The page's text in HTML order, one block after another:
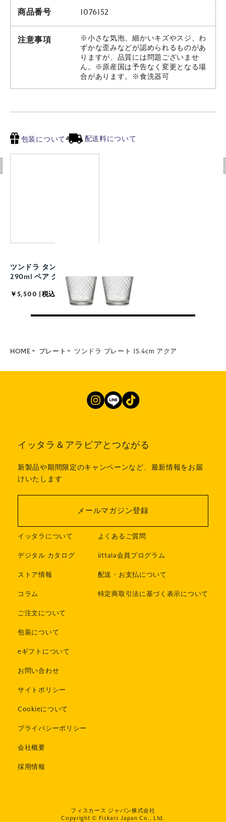
商品番号 1076152
注意事項
※小さな気泡、細かいキズやスジ、わ
ずかな歪みなどが認められるものがあ
りますが、品質には問題ございませ
ん。※原産国は予告なく変更となる場
合があります。※食洗器可
包装について 配送料について
ツンドラ タンブラー
290ml ペア クリア
￥5,500 [税込]
HOME プレート ツンドラ プレート 15.4cm アクア
イッタラ＆アラビアとつながる
新製品や期間限定のキャンペーンなど、最新情報をお届
けいたします
メールマガジン登録
イッタラについて
デジタル カタログ
ストア情報
コラム
ご注文について
包装について
eギフトについて
よくあるご質問
iittala会員プログラム
配送・お支払について
特定商取引法に基づく表示について
お問い合わせ
サイトポリシー
Cookieについて
プライバシーポリシー
会社概要
採用情報
フィスカース ジャパン株式会社
Copyright © Fiskars Japan Co., Ltd.